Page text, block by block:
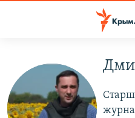
основному
содержанию
Вернутся
НОВОСТИ
СПЕЦПРОЕКТЫ
ГРУЗ 200
ВОДА